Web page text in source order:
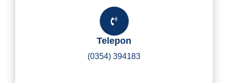
Telepon
(0354) 394183